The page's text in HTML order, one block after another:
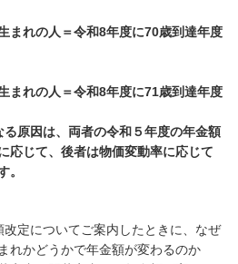
まれの人＝令和8年度に70歳到達年度
まれの人＝令和8年度に71歳到達年度
原因は、両者の令和５年度の年金額
応じて、後者は物価変動率に応じて
。
改定についてご案内したときに、なぜ
れかどうかで年金額が変わるのか